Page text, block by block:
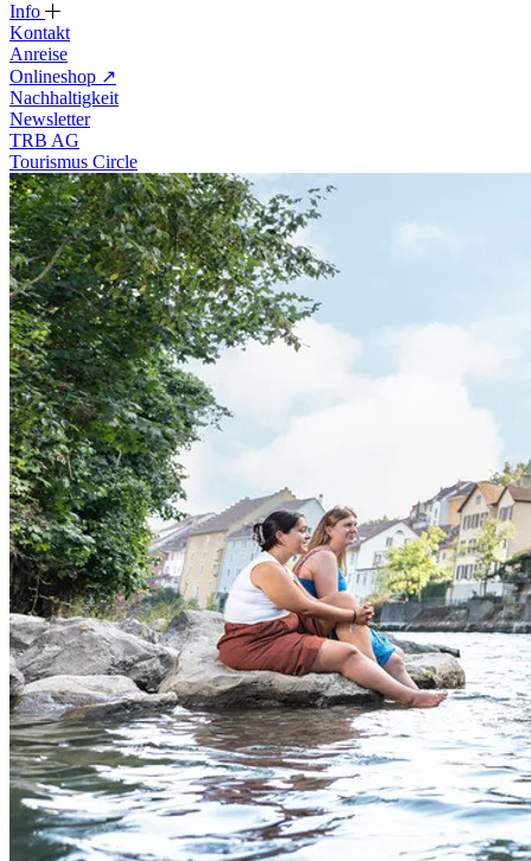
Info
Kontakt
Anreise
Onlineshop ↗
Nachhaltigkeit
Newsletter
TRB AG
Tourismus Circle